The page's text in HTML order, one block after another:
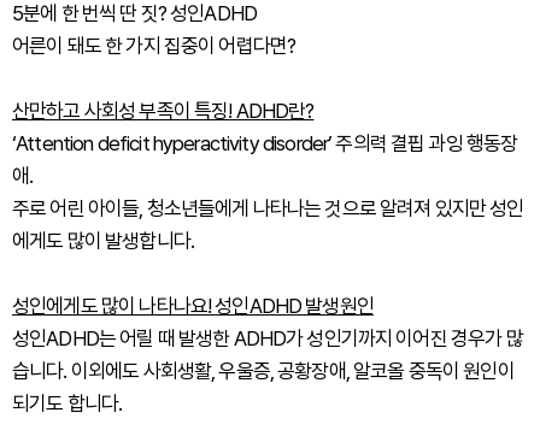
5분에 한 번씩 딴 짓? 성인ADHD
어른이 돼도 한 가지 집중이 어렵다면?
산만하고 사회성 부족이 특징! ADHD란?
‘Attention deficit hyperactivity disorder’ 주의력 결핍 과잉 행동장
애.
주로 어린 아이들, 청소년들에게 나타나는 것으로 알려져 있지만 성인
에게도 많이 발생합니다.
성인에게도 많이 나타나요! 성인ADHD 발생원인
성인ADHD는 어릴 때 발생한 ADHD가 성인기까지 이어진 경우가 많
습니다. 이외에도 사회생활, 우울증, 공황장애, 알코올 중독이 원인이
되기도 합니다.